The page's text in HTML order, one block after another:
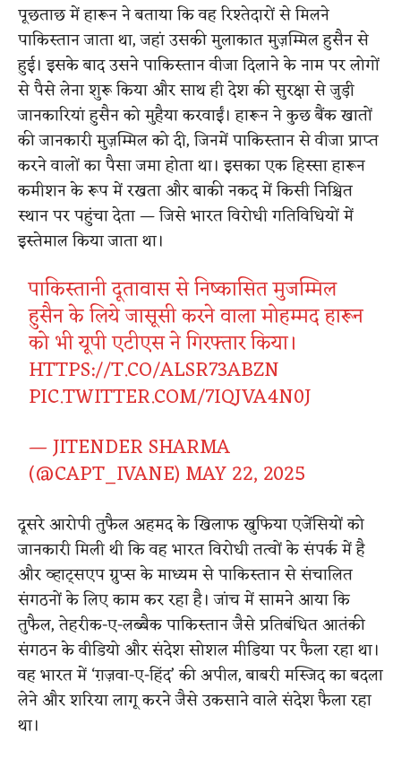
पूछताछ में हारून ने बताया कि वह रिश्तेदारों से मिलने
पाकिस्तान जाता था, जहां उसकी मुलाकात मुज़म्मिल हुसैन से
हुई। इसके बाद उसने पाकिस्तान वीजा दिलाने के नाम पर लोगों
से पैसे लेना शुरू किया और साथ ही देश की सुरक्षा से जुड़ी
जानकारियां हुसैन को मुहैया करवाईं। हारून ने कुछ बैंक खातों
की जानकारी मुज़म्मिल को दी, जिनमें पाकिस्तान से वीजा प्राप्त
करने वालों का पैसा जमा होता था। इसका एक हिस्सा हारून
कमीशन के रूप में रखता और बाकी नकद में किसी निश्चित
स्थान पर पहुंचा देता — जिसे भारत विरोधी गतिविधियों में
इस्तेमाल किया जाता था।
पाकिस्तानी दूतावास से निष्कासित मुजम्मिल
हुसैन के लिये जासूसी करने वाला मोहम्मद हारून
को भी यूपी एटीएस ने गिरफ्तार किया।
HTTPS://T.CO/ALSR73ABZN
PIC.TWITTER.COM/7IQJVA4N0J
— JITENDER SHARMA
(@CAPT_IVANE) MAY 22, 2025
दूसरे आरोपी तुफैल अहमद के खिलाफ खुफिया एजेंसियों को
जानकारी मिली थी कि वह भारत विरोधी तत्वों के संपर्क में है
और व्हाट्सएप ग्रुप्स के माध्यम से पाकिस्तान से संचालित
संगठनों के लिए काम कर रहा है। जांच में सामने आया कि
तुफैल, तेहरीक-ए-लब्बैक पाकिस्तान जैसे प्रतिबंधित आतंकी
संगठन के वीडियो और संदेश सोशल मीडिया पर फैला रहा था।
वह भारत में ‘ग़ज़वा-ए-हिंद’ की अपील, बाबरी मस्जिद का बदला
लेने और शरिया लागू करने जैसे उकसाने वाले संदेश फैला रहा
था।